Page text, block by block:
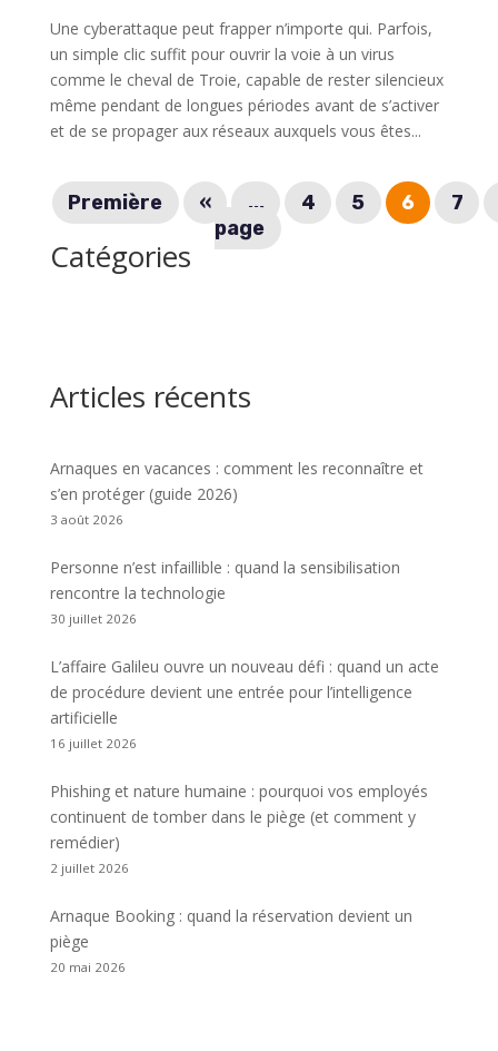
Une cyberattaque peut frapper n’importe qui. Parfois,
un simple clic suffit pour ouvrir la voie à un virus
comme le cheval de Troie, capable de rester silencieux
même pendant de longues périodes avant de s’activer
et de se propager aux réseaux auxquels vous êtes...
Première « ... 4 5 6
7
page
Catégories
Articles récents
Arnaques en vacances : comment les reconnaître et
s’en protéger (guide 2026)
3 août 2026
Personne n’est infaillible : quand la sensibilisation
rencontre la technologie
30 juillet 2026
L’affaire Galileu ouvre un nouveau défi : quand un acte
de procédure devient une entrée pour l’intelligence
artificielle
16 juillet 2026
Phishing et nature humaine : pourquoi vos employés
continuent de tomber dans le piège (et comment y
remédier)
2 juillet 2026
Arnaque Booking : quand la réservation devient un
piège
20 mai 2026